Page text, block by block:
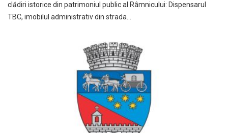
clădiri istorice din patrimoniul public al Râmnicului: Dispensarul
TBC, imobilul administrativ din strada…